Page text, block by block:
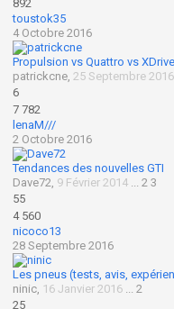
892
toustok35
4 Octobre 2016
Propulsion vs Quattro vs
patrickcne,25 Septembre 2016
6
7 782
lenaM///
2 Octobre 2016
Tendances des nouvelles GTI
Dave72, 9 Février 2014 ... 2 3
55
4 560
nicoco13
28 Septembre 2016
Les pneus (tests, avis,
ninic, 16 Janvier 2016 ... 2
25